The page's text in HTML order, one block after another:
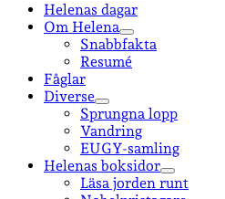
Helenas dagar
Om Helena
öppna
undermeny
Snabbfakta
Resumé
Fåglar
Diverse
öppna
undermeny
Sprungna lopp
Vandring
EUGY-samling
Helenas boksidor
öppna
undermeny
Läsa jorden runt